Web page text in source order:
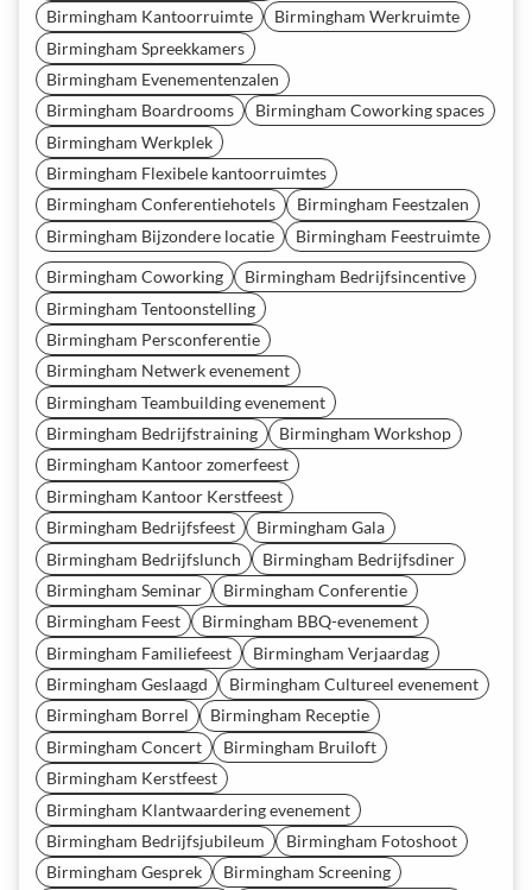
Birmingham Kantoorruimte
Birmingham Werkruimte
Birmingham Spreekkamers
Birmingham Evenementenzalen
Birmingham Boardrooms
Birmingham Coworking spaces
Birmingham Werkplek
Birmingham Flexibele kantoorruimtes
Birmingham Conferentiehotels
Birmingham Feestzalen
Birmingham Bijzondere locatie
Birmingham Feestruimte
Birmingham Coworking
Birmingham Bedrijfsincentive
Birmingham Tentoonstelling
Birmingham Persconferentie
Birmingham Netwerk evenement
Birmingham Teambuilding evenement
Birmingham Bedrijfstraining
Birmingham Workshop
Birmingham Kantoor zomerfeest
Birmingham Kantoor Kerstfeest
Birmingham Bedrijfsfeest
Birmingham Gala
Birmingham Bedrijfslunch
Birmingham Bedrijfsdiner
Birmingham Seminar
Birmingham Conferentie
Birmingham Feest
Birmingham BBQ-evenement
Birmingham Familiefeest
Birmingham Verjaardag
Birmingham Geslaagd
Birmingham Cultureel evenement
Birmingham Borrel
Birmingham Receptie
Birmingham Concert
Birmingham Bruiloft
Birmingham Kerstfeest
Birmingham Klantwaardering evenement
Birmingham Bedrijfsjubileum
Birmingham Fotoshoot
Birmingham Gesprek
Birmingham Screening